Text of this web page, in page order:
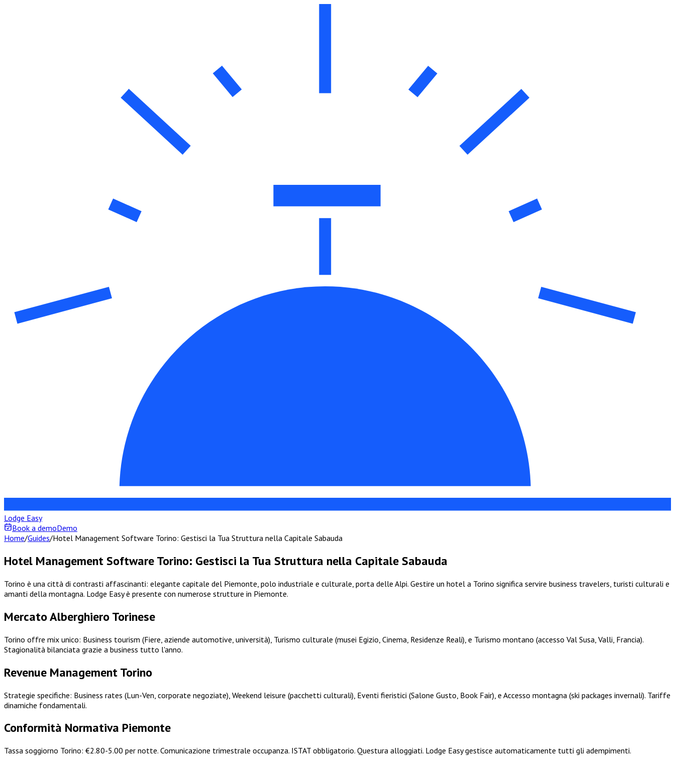
Lodge Easy
Book a demoDemo
Home/Guides/Hotel Management Software Torino: Gestisci la Tua Struttura nella Capitale Sabauda
Hotel Management Software Torino: Gestisci la Tua Struttura nella Capitale Sabauda
Torino è una città di contrasti affascinanti: elegante capitale del Piemonte, polo industriale e culturale, porta delle Alpi. Gestire un hotel a Torino significa servire business travelers, turisti culturali e
amanti della montagna. Lodge Easy è presente con numerose strutture in Piemonte.
Mercato Alberghiero Torinese
Torino offre mix unico: Business tourism (Fiere, aziende automotive, università), Turismo culturale (musei Egizio, Cinema, Residenze Reali), e Turismo montano (accesso Val Susa, Valli, Francia).
Stagionalità bilanciata grazie a business tutto l'anno.
Revenue Management Torino
Strategie specifiche: Business rates (Lun-Ven, corporate negoziate), Weekend leisure (pacchetti culturali), Eventi fieristici (Salone Gusto, Book Fair), e Accesso montagna (ski packages invernali). Tariffe
dinamiche fondamentali.
Conformità Normativa Piemonte
Tassa soggiorno Torino: €2.80-5.00 per notte. Comunicazione trimestrale occupanza. ISTAT obbligatorio. Questura alloggiati. Lodge Easy gestisce automaticamente tutti gli adempimenti.